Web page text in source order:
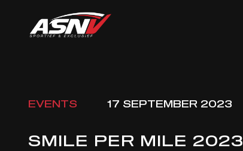
EVENTS 17 SEPTEMBER 2023
SMILE PER MILE 2023